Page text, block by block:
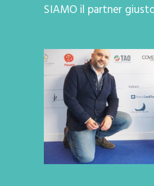
SIAMO il partner